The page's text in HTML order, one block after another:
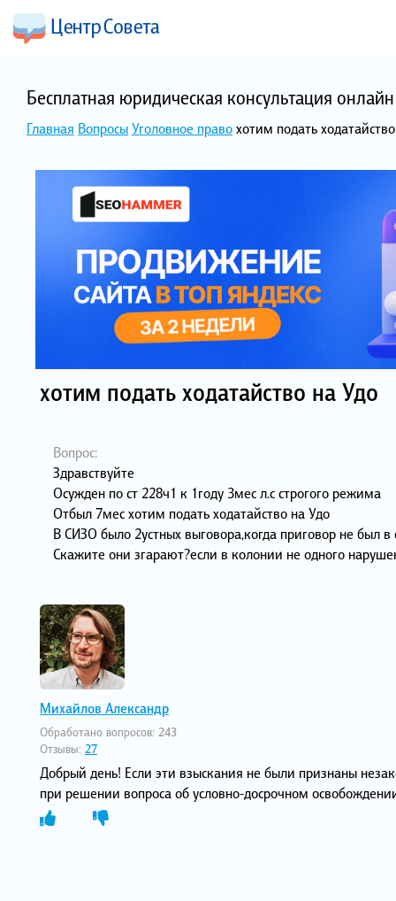
Бесплатная юридическая консультация
Главная ВопросыУголовное правохотим подать
хотим подать ходатайство на Удо
Вопрос:
Здравствуйте
Осужден по ст 228ч1 к 1году 3мес л.с строгого режима
Отбыл 7мес хотим подать ходатайство на Удо
В СИЗО было 2устных выговора,когда приговор не был в
Скажите они згарают?если в колонии не одного
Михайлов Александр
Обработано вопросов: 243
Отзывы: 27
Добрый день! Если эти взыскания не были признаны
при решении вопроса об условно-досрочном